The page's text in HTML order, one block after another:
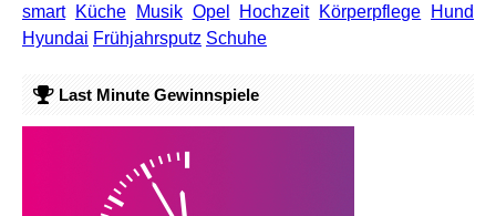
smart
Küche Musik Opel Hochzeit Körperpflege
Hund
Hyundai Frühjahrsputz Schuhe
Last Minute Gewinnspiele